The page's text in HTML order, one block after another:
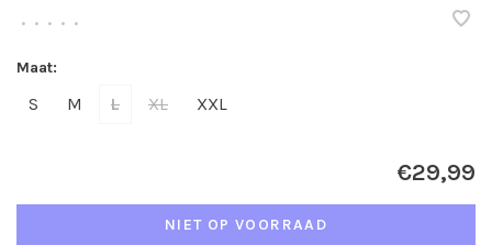
• • • • •
Maat:
S M L XL XXL
€29,99
NIET OP VOORRAAD